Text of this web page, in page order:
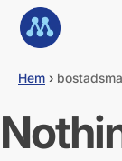
k
t
Hem ›